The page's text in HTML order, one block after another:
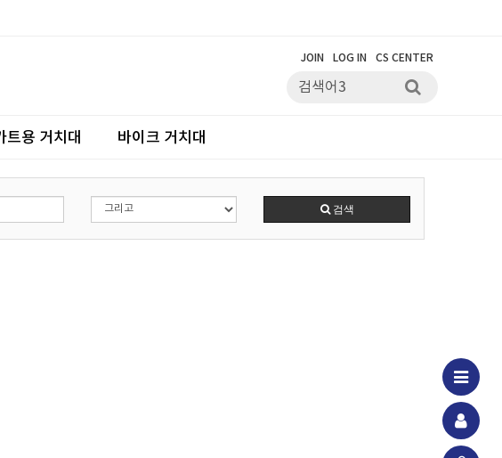
JOIN LOG IN CS CENTER
트용 거치대 바이크 거치대
검색